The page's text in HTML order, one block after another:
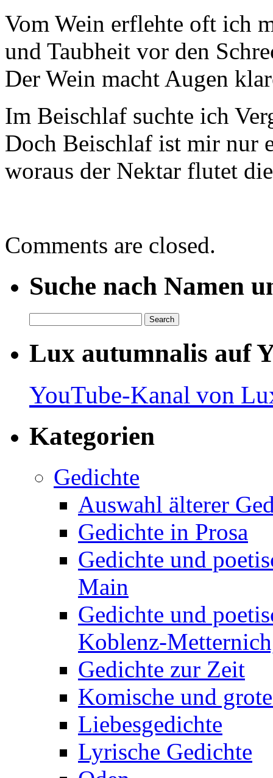
Vom Wein erflehte oft ich
und Taubheit vor den
Der Wein macht Augen
Im Beischlaf suchte ich
Doch Beischlaf ist mir nur
woraus der Nektar flutet
Comments are closed.
Suche nach Namen
Lux autumnalis auf
YouTube-Kanal von
Kategorien
Gedichte
Auswahl älterer
Gedichte in Prosa
Gedichte und
Main
Gedichte und
Koblenz-
Gedichte zur Zeit
Komische und
Liebesgedichte
Lyrische Gedichte